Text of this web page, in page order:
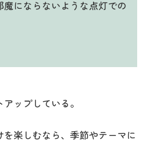
にならないような点灯での
ップしている。
楽しむなら、季節やテーマに